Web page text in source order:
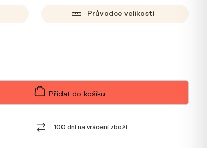
Průvodce velikostí
Přidat do košíku
100 dní na vrácení zboží